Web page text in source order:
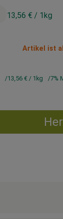
13,56 € / 1kg
Artikel ist
13,56 € / 1kg 7%